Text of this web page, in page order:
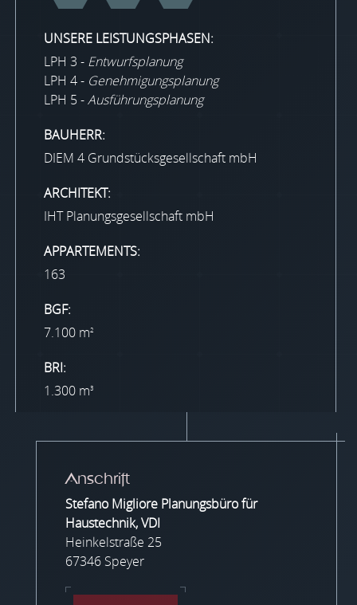
UNSERE LEISTUNGSPHASEN:
LPH 3 - Entwurfsplanung
LPH 4 - Genehmigungsplanung
LPH 5 -Ausführungsplanung
BAUHERR:
DIEM 4 Grundstücksgesellschaft mbH
ARCHITEKT:
IHT Planungsgesellschaft mbH
APPARTEMENTS:
163
BGF:
7.100 m2
BRI:
1.300 m3
Anschrift
Stefano Migliore Planungsbüro für
Haustechnik, VDI
Heinkelstraße 25
67346 Speyer